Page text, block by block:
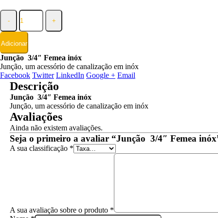
- +
Adicionar
Junção 3/4″ Femea inóx
Junção, um acessório de canalização em inóx
Facebook Twitter LinkedIn Google + Email
Descrição
Junção 3/4″ Femea inóx
Junção, um acessório de canalização em inóx
Avaliações
Ainda não existem avaliações.
Seja o primeiro a avaliar “Junção 3/4″ Femea
A sua classificação *
A sua avaliação sobre o produto *